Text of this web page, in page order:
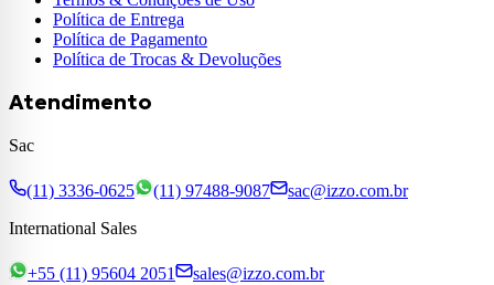
Política de Entrega
Política de Pagamento
Política de Trocas & Devoluções
Atendimento
Sac
(11) 3336-0625 (11) 97488-9087
sac@izzo.com.br
International Sales
+55 (11) 95604 2051
sales@izzo.com.br